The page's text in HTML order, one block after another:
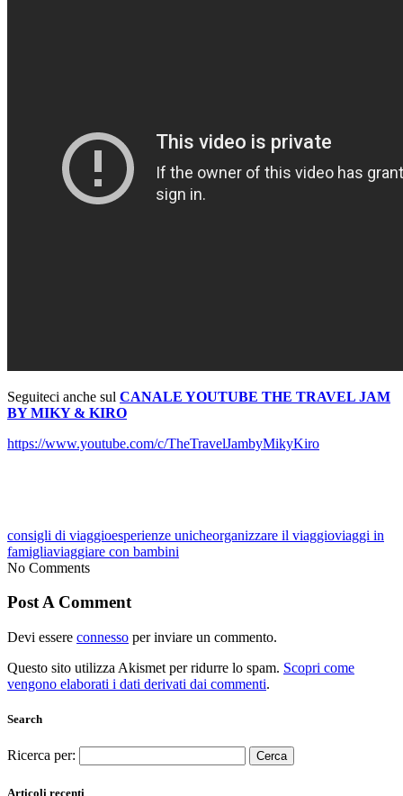
Seguiteci anche sul CANALE YOUTUBE THE TRAVEL JAM
BY MIKY & KIRO
https://www.youtube.com/c/TheTravelJambyMikyKiro
consigli di viaggioesperienze unicheorganizzare il viaggioviaggi in
famigliaviaggiare con bambini
No Comments
Post A Comment
Devi essere connesso per inviare un commento.
Questo sito utilizza Akismet per ridurre lo spam. Scopri come
vengono elaborati i dati derivati dai commenti.
Search
Ricerca per:
Articoli recenti